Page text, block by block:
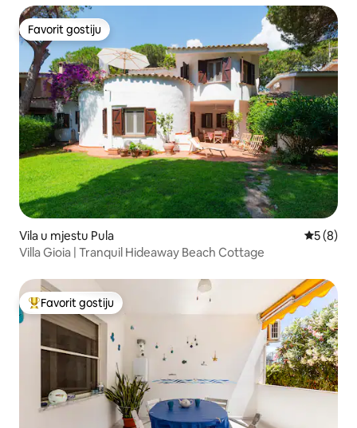
Favorit gostiju
Favorit gostiju
Vila u mjestu Pula
5 (8)
Villa Gioia | Tranquil Hideaway Beach Cottage
Glavni favorit gostiju
Favorit gostiju